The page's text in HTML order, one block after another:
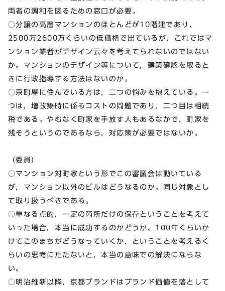
両者の調和を図るための窓口が必要。
○分譲の高層マンションのほとんどが10階建であり，
2500万2600万くらいの低価格で出ているが，これではマ
ンション業者がデザイン云々を考えてられないのではない
か。マンションのデザイン等について，建築確認を取ると
きに行政指導する方法はないのか。
○京町屋に住んでいる方は，二つの悩みを抱えている。一
つは，増改築時に係るコストの問題であり，二つ目は相続
税である。やむなく町家を手放す人もあるなかで，町家を
残そうというのであるなら，対応策が必要ではないか。
（委員）
○マンション対町家という形でこの審議会は動いている
が，マンション以外のビルはどうなるのか。同じ対象とし
て取り扱うべきである。
○単なる点的，一定の箇所だけの保存ということを考えて
いった場合，本当に成功するのかどうか。100年くらいか
けてこのまちがどうなっていくか，ということを考えるく
らいの思考にたたないと，本当の意味での解決にならな
い。
○明治維新以降，京都ブランドはブランド価値を落として